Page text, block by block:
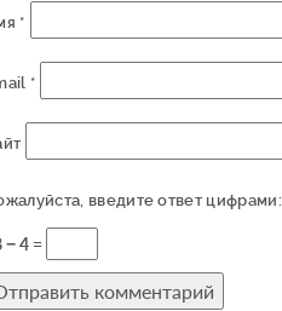
*
*
введите ответ цифрами:
− 4 =